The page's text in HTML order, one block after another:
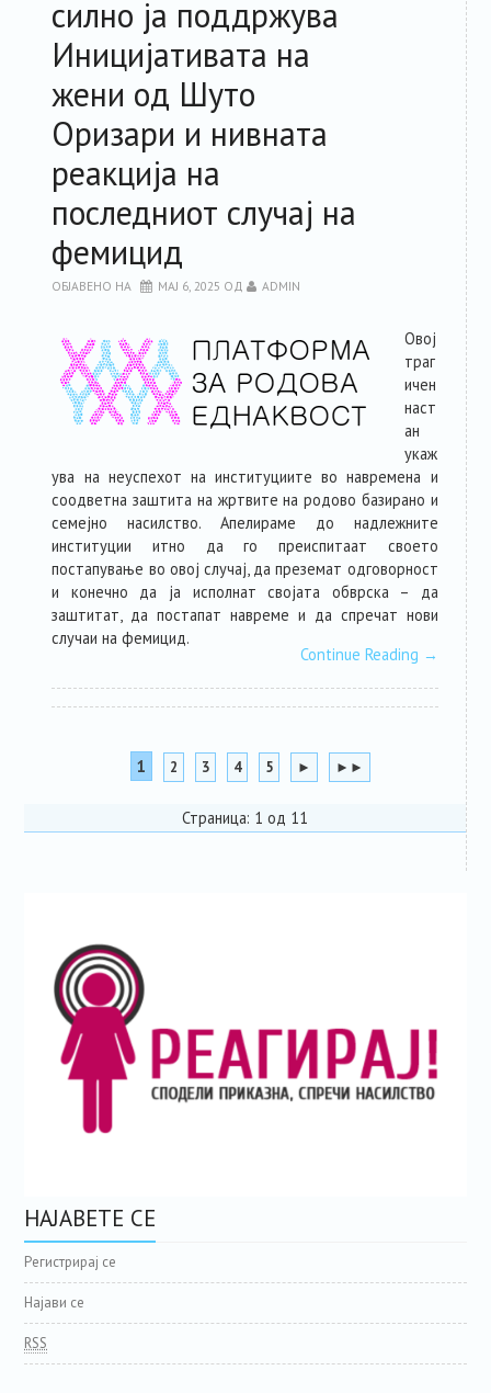
силно ја поддржува
Иницијативата на
жени од Шуто
Оризари и нивната
реакција на
последниот случај на
фемицид
ОБЈАВЕНО НА МАЈ 6, 2025 ОД ADMIN
Овој
траг
ичен
наст
ан
укаж
ува на неуспехот на институциите во навремена и
соодветна заштита на жртвите на родово базирано и
семејно насилство. Апелираме до надлежните
институции итно да го преиспитаат своето
постапување во овој случај, да преземат одговорност
и конечно да ја исполнат својата обврска – да
заштитат, да постапат навреме и да спречат нови
случаи на фемицид.
Continue Reading →
1 2 3 4 5 ► ►►
Страница: 1 од 11
НАЈАВЕТЕ СЕ
Регистрирај се
Најави се
RSS